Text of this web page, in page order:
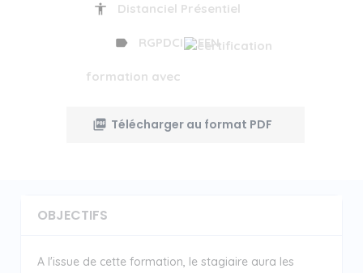
Distanciel Présentiel
RGPDCIPPEEN
formation avec
Télécharger au format PDF
OBJECTIFS
A l'issue de cette formation, le stagiaire aura les